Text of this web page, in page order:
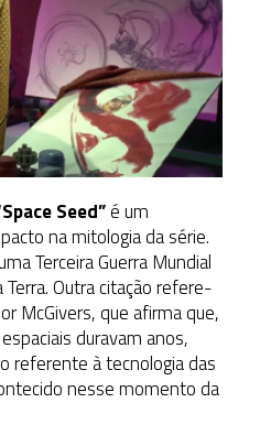
Seed”é um
na mitologia da série.
Terceira Guerra Mundial
Terra. Outra citação refere-
McGivers, que afirma que,
duravam anos,
referente à tecnologia das
nesse momento da